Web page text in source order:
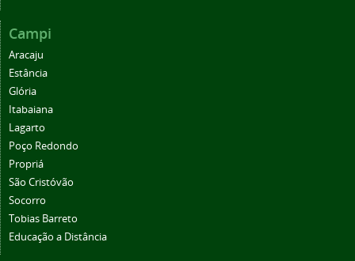
Campi
Aracaju
Estância
Glória
Itabaiana
Lagarto
Poço Redondo
Propriá
São Cristóvão
Socorro
Tobias Barreto
Educação a Distância